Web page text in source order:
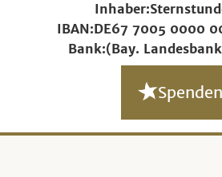
Inhaber:
IBAN:DE67 7005 0000
Bank:(Bay.
Spenden